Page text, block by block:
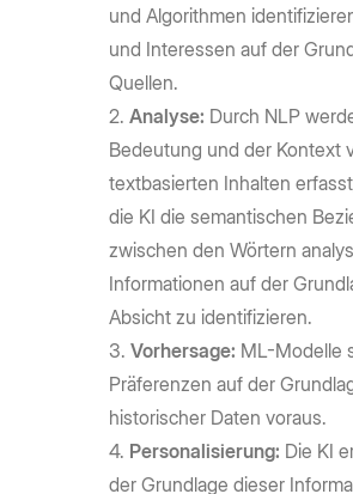
und Algorithmen
und Interessen auf der
Quellen.
Analyse: Durch NLP
Bedeutung und der Kontext
textbasierten Inhalten
die KI die semantischen
zwischen den Wörtern
Informationen auf der
Absicht zu identifizieren.
Vorhersage: ML-Modelle
Präferenzen auf der
historischer Daten voraus.
Personalisierung: Die KI
der Grundlage dieser